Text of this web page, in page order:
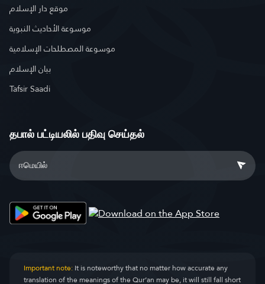
موقع دار الإسلام
موسوعة الأحاديث النبوية
موسوعة المصطلحات الإسلامية
بيان الإسلام
Tafsir Saadi
தபால் பட்டியலில் பதிவு செய்தல்
Important note:It is noteworthy that no matter how accurate any
translation of the meanings of the Qur’an may be, it will still fall short